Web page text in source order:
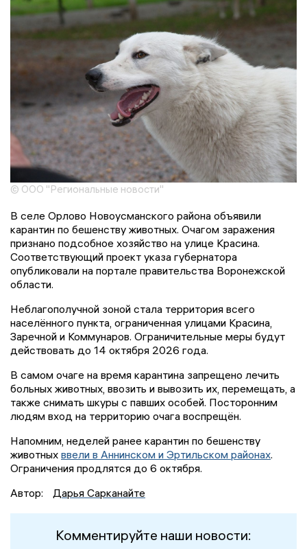
© ООО "Региональные новости"
В селе Орлово Новоусманского района объявили
карантин по бешенству животных. Очагом заражения
признано подсобное хозяйство на улице Красина.
Соответствующий проект указа губернатора
опубликовали на портале правительства Воронежской
области.
Неблагополучной зоной стала территория всего
населённого пункта, ограниченная улицами Красина,
Заречной и Коммунаров. Ограничительные меры будут
действовать до 14 октября 2026 года.
В самом очаге на время карантина запрещено лечить
больных животных, ввозить и вывозить их, перемещать, а
также снимать шкуры с павших особей. Посторонним
людям вход на территорию очага воспрещён.
Напомним, неделей ранее карантин по бешенству
животных ввели в Аннинском и Эртильском районах.
Ограничения продлятся до 6 октября.
Автор:
Дарья Сарканайте
Комментируйте наши новости: